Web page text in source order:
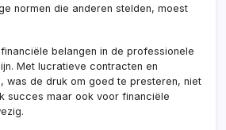
normen die anderen stelden, moest
belangen in de professionele
Met lucratieve contracten en
was de druk om goed te presteren, niet
succes maar ook voor financiële